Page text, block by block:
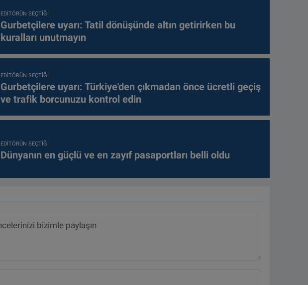
EDITÖRÜN SEÇTIĞI
Gurbetçilere uyarı: Tatil dönüşünde altın getirirken bu
kuralları unutmayın
EDITÖRÜN SEÇTIĞI
Gurbetçilere uyarı: Türkiye'den çıkmadan önce ücretli geçiş
ve trafik borcunuzu kontrol edin
EDITÖRÜN SEÇTIĞI
Dünyanın en güçlü ve en zayıf pasaportları belli oldu